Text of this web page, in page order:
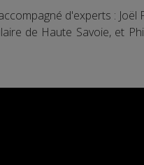
d'experts : Joël
de Haute Savoie, et